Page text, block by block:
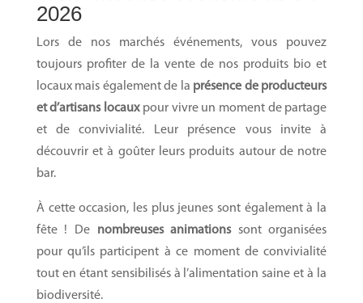
2026
Lors de nos marchés événements, vous pouvez
toujours profiter de la vente de nos produits bio et
locaux mais également de la présence de producteurs
et d’artisans locaux pour vivre un moment de partage
et de convivialité. Leur présence vous invite à
découvrir et à goûter leurs produits autour de notre
bar.
À cette occasion, les plus jeunes sont également à la
fête ! De nombreuses animations sont organisées
pour qu’ils participent à ce moment de convivialité
tout en étant sensibilisés à l’alimentation saine et à la
biodiversité.